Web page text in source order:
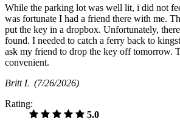
While the parking lot was well lit, i did not
was fortunate I had a friend there with me.
put the key in a dropbox. Unfortunately,
found. I needed to catch a ferry back to
ask my friend to drop the key off tomorrow.
convenient.
Britt L (7/26/2026)
Rating:
5.0